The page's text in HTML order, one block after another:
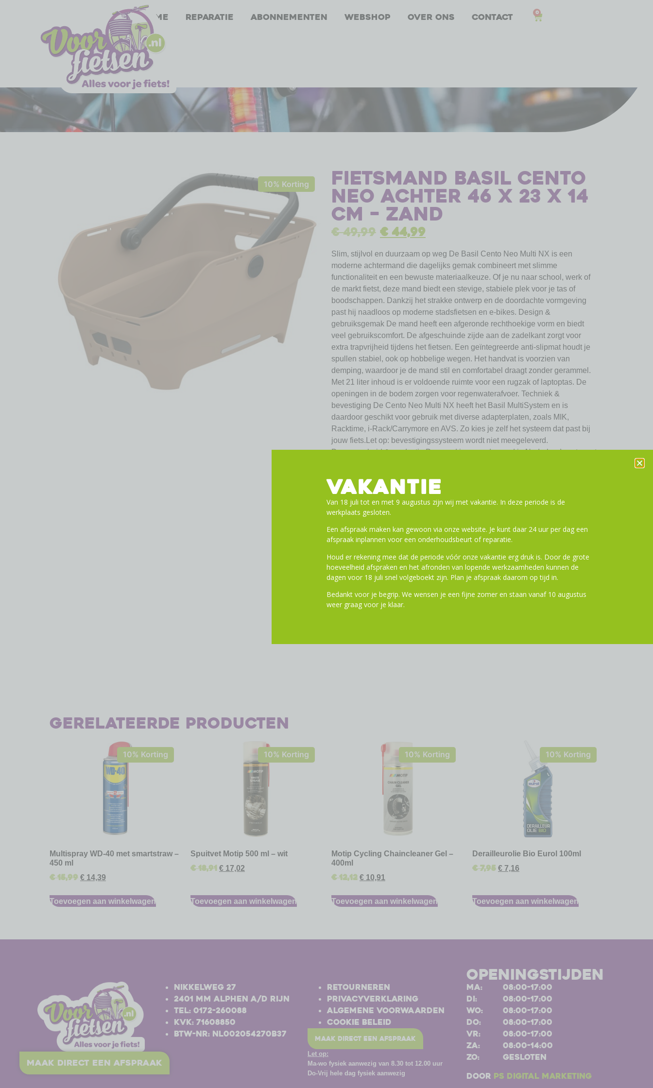
Home Reparatie Abonnementen Webshop Over ons Contact 0
10% Korting Fietsmand Basil Cento
Neo achter 46 x 23 x 14
cm – zand
€49,99 €44,99
Slim, stijlvol en duurzaam op weg De Basil Cento Neo Multi NX is een
moderne achtermand die dagelijks gemak combineert met slimme
functionaliteit en een bewuste materiaalkeuze. Of je nu naar school, werk of
de markt fietst, deze mand biedt een stevige, stabiele plek voor je tas of
boodschappen. Dankzij het strakke ontwerp en de doordachte vormgeving
past hij naadloos op moderne stadsfietsen en e-bikes. Design &
gebruiksgemak De mand heeft een afgeronde rechthoekige vorm en biedt
veel gebruikscomfort. De afgeschuinde zijde aan de zadelkant zorgt voor
extra trapvrijheid tijdens het fietsen. Een geïntegreerde anti-slipmat houdt je
spullen stabiel, ook op hobbelige wegen. Het handvat is voorzien van
demping, waardoor je de mand stil en comfortabel draagt zonder gerammel.
Met 21 liter inhoud is er voldoende ruimte voor een rugzak of laptoptas. De
openingen in de bodem zorgen voor regenwaterafvoer. Techniek &
bevestiging De Cento Neo Multi NX heeft het Basil MultiSystem en is
daardoor geschikt voor gebruik met diverse adapterplaten, zoals MIK,
Racktime, i-Rack/Carrymore en AVS. Zo kies je zelf het systeem dat past bij
jouw fiets.Let op: bevestigingssysteem wordt niet meegeleverd.
Duurzaamheid & productie De mand is geproduceerd in Nederland, wat zorgt
je niet alleen voor comfort en stijl, maar ook voor een verantwoorde oplossing
die past bij een duurzame levensstijl.
Kenmerken:
Inhoud: 21 liter
Kleur: Zand
Materiaal: Gerecycled kunststof (granulaat PP)
(adapterplaat niet inbegrepen)
Vorm: Afgeronde rechthoek
Montage: Te combineren met diverse adaptersystemen
Compatibiliteit: Geschikt voor stadsfietsen en e-bikes
Gerelateerde producten
10% Korting
Multispray WD-40 met smartstraw –
450 ml
€15,99 € 14,39
Toevoegen aan winkelwagen
10% Korting
Spuitvet Motip 500 ml – wit
€18,91 € 17,02
Toevoegen aan winkelwagen
10% Korting
Motip Cycling Chaincleaner Gel –
400ml
€12,12 € 10,91
Toevoegen aan winkelwagen
10% Korting
Derailleurolie Bio Eurol 100ml
€7,95 € 7,16
Toevoegen aan winkelwagen
Nikkelweg 27
2401 MM Alphen a/d Rijn
Tel: 0172-260088
Kvk: 71608850
BTW-nr: NL002054270B37
Retourneren
Privacyverklaring
Algemene voorwaarden
Cookie beleid
maak direct een afspraak
Let op:
Ma-wo fysiek aanwezig van 8.30 tot 12.00 uur
Do-Vrij hele dag fysiek aanwezig
openingstijden
ma:
di:
wo:
do:
vr:
za:
zo:
08:00-17:00
08:00-17:00
08:00-17:00
08:00-17:00
08:00-17:00
08:00-14:00
gesloten
Door PS Digital Marketing
maak direct een afspraak
VAKANTIE
Van 18 juli tot en met 9 augustus zijn wij met vakantie. In deze periode is de
werkplaats gesloten.
Een afspraak maken kan gewoon via onze website. Je kunt daar 24 uur per dag een
afspraak inplannen voor een onderhoudsbeurt of reparatie.
Houd er rekening mee dat de periode vóór onze vakantie erg druk is. Door de grote
hoeveelheid afspraken en het afronden van lopende werkzaamheden kunnen de
dagen voor 18 juli snel volgeboekt zijn. Plan je afspraak daarom op tijd in.
Bedankt voor je begrip. We wensen je een fijne zomer en staan vanaf 10 augustus
weer graag voor je klaar.